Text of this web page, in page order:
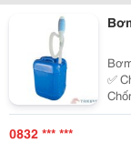
✅
0832 *** ***